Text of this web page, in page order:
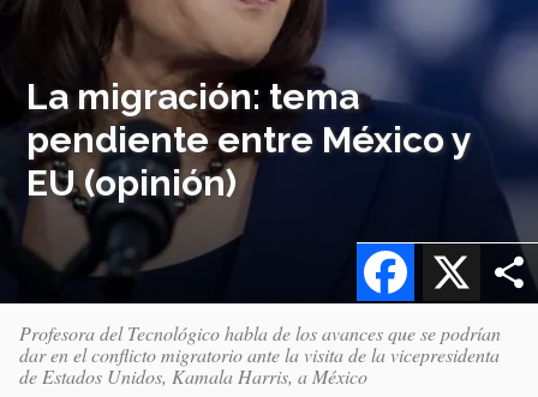
La migración: tema
pendiente entre México y
EU (opinión)
X
Facebook
Profesora del Tecnológico habla de los avances que se podrían
dar en el conflicto migratorio ante la visita de la vicepresidenta
de Estados Unidos, Kamala Harris, a México